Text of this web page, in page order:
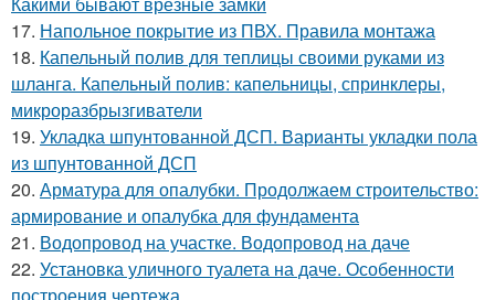
17. Напольное покрытие из ПВХ. Правила монтажа
18. Капельный полив для теплицы своими руками из
шланга. Капельный полив: капельницы, спринклеры,
микроразбрызгиватели
19. Укладка шпунтованной ДСП. Варианты укладки пола
из шпунтованной ДСП
20. Арматура для опалубки. Продолжаем строительство:
армирование и опалубка для фундамента
21. Водопровод на участке. Водопровод на даче
22. Установка уличного туалета на даче. Особенности
построения чертежа